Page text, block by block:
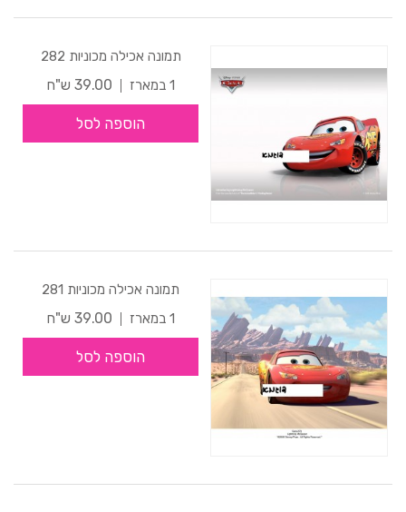
תמונה אכילה מכוניות 282
1 במארז
39.00 ש"ח
הוספה לסל
תמונה אכילה מכוניות 281
1 במארז
39.00 ש"ח
הוספה לסל